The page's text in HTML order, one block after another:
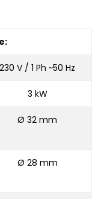
230 V / 1 Ph ~50 Hz
3 kW
Ø 32 mm
Ø 28 mm